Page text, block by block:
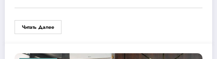
Читать Далее